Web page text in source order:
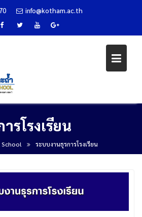
info@kotham.ac.th
รโรงเรียน
School ระบบงานธุรการโรงเรียน